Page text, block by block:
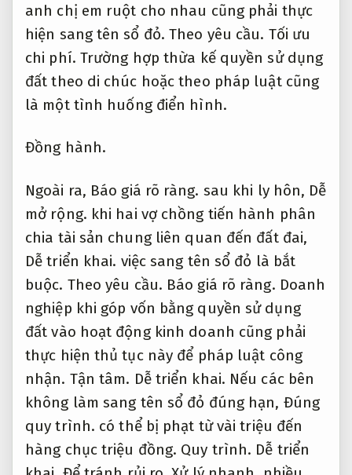
anh chị em ruột cho nhau cũng phải thực
hiện sang tên sổ đỏ.Theo yêu cầu. Tối ưu
chi phí. Trường hợp thừa kế quyền sử dụng
đất theo di chúc hoặc theo pháp luật cũng
là một tình huống điển hình.
Đồng hành.
Ngoài ra, Báo giá rõ ràng. sau khi ly hôn, Dễ
mở rộng. khi hai vợ chồng tiến hành phân
chia tài sản chung liên quan đến đất đai,
Dễ triển khai. việc sang tên sổ đỏ là bắt
buộc. Theo yêu cầu. Báo giá rõ ràng. Doanh
nghiệp khi góp vốn bằng quyền sử dụng
đất vào hoạt động kinh doanh cũng phải
thực hiện thủ tục này để pháp luật công
nhận. Tận tâm. Dễ triển khai. Nếu các bên
không làm sang tên sổ đỏ đúng hạn, Đúng
quy trình. có thể bị phạt từ vài triệu đến
hàng chục triệu đồng. Quy trình. Dễ triển